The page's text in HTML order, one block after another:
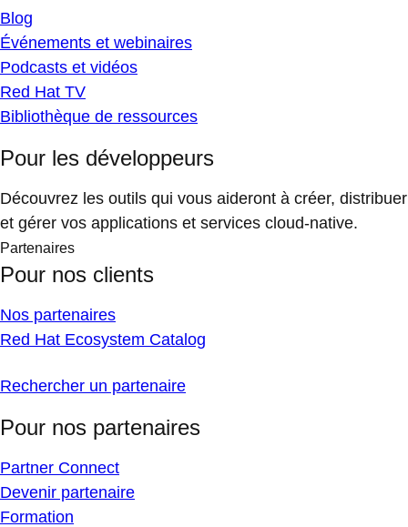
Blog
Événements et webinaires
Podcasts et vidéos
Red Hat TV
Bibliothèque de ressources
Pour les développeurs
Découvrez les outils qui vous aideront à créer, distribuer
et gérer vos applications et services cloud-native.
Partenaires
Pour nos clients
Nos partenaires
Red Hat Ecosystem Catalog
Rechercher un partenaire
Pour nos partenaires
Partner Connect
Devenir partenaire
Formation